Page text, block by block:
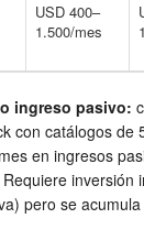
USD 400–
1.500/mes
ingreso pasivo:
con catálogos de
en ingresos
inversión
pero se